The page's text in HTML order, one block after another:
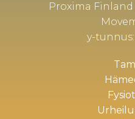
Proxima
y-tunnus: